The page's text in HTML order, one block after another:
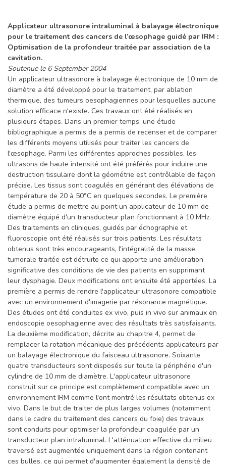
Applicateur ultrasonore intraluminal à balayage électronique
pour le traitement des cancers de l’œsophage guidé par IRM :
Optimisation de la profondeur traitée par association de la
cavitation.
Soutenue le 6 September 2004
Un applicateur ultrasonore à balayage électronique de 10 mm de
diamètre a été développé pour le traitement, par ablation
thermique, des tumeurs oesophagiennes pour lesquelles aucune
solution efficace n'existe. Ces travaux ont été réalisés en
plusieurs étapes. Dans un premier temps, une étude
bibliographique a permis de a permis de recenser et de comparer
les différents moyens utilisés pour traiter les cancers de
l'œsophage. Parmi les différentes approches possibles, les
ultrasons de haute intensité ont été préférés pour induire une
destruction tissulaire dont la géométrie est contrôlable de façon
précise. Les tissus sont coagulés en générant des élévations de
température de 20 à 50°C en quelques secondes. Le première
étude a permis de mettre au point un applicateur de 10 mm de
diamètre équipé d'un transducteur plan fonctionnant à 10 MHz.
Des traitements en cliniques, guidés par échographie et
fluoroscopie ont été réalisés sur trois patients. Les résultats
obtenus sont très encourageants, l'intégralité de la masse
tumorale traitée est détruite ce qui apporte une amélioration
significative des conditions de vie des patients en supprimant
leur dysphagie. Deux modifications ont ensuite été apportées. La
première a permis de rendre l'applicateur ultrasonore compatible
avec un environnement d'imagerie par résonance magnétique.
Des études ont été conduites ex vivo, puis in vivo sur animaux en
endoscopie oesophagienne avec des résultats très satisfaisants.
La deuxième modification, décrite au chapitre 4, permet de
remplacer la rotation mécanique des précédents applicateurs par
un balayage électronique du faisceau ultrasonore. Soixante
quatre transducteurs sont disposés sur toute la périphérie d'un
cylindre de 10 mm de diamètre. L'applicateur ultrasonore
construit sur ce principe est complètement compatible avec un
environnement IRM comme l'ont montré les résultats obtenus ex
vivo. Dans le but de traiter de plus larges volumes (notamment
dans le cadre du traitement des cancers du foie) des travaux
sont conduits pour optimiser la profondeur coagulée par un
transducteur plan intraluminal. L'atténuation effective du milieu
traversé est augmentée uniquement dans la région contenant
ces bulles, ce qui permet d'augmenter également la densité de